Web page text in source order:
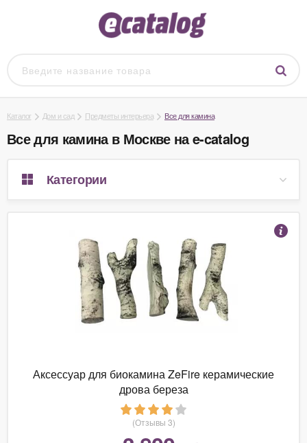
Каталог Дом и сад Предметы интерьера Все для камина
Все для камина в Москве на e-catalog
Категории
Аксессуар для биокамина ZeFire керамические
дрова береза
(Отзывы 3)